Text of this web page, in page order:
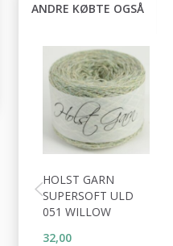
ANDRE KØBTE OGSÅ
HOLST GARN
SUPERSOFT ULD
051 WILLOW
32,00